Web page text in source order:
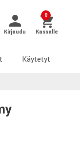
Kirjaudu
0
Kassalle
Käytetyt